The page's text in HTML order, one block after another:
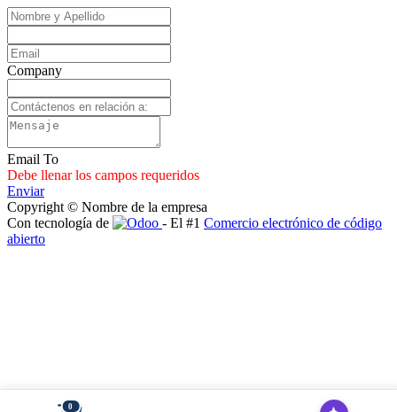
Company
Email To
Debe llenar los campos requeridos
Enviar
Copyright © Nombre de la empresa
Con tecnología de
- El #1 Comercio electrónico de código
abierto
0